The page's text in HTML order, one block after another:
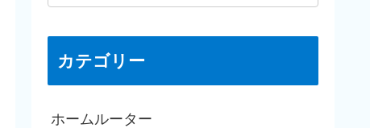
カテゴリー
ホームルーター